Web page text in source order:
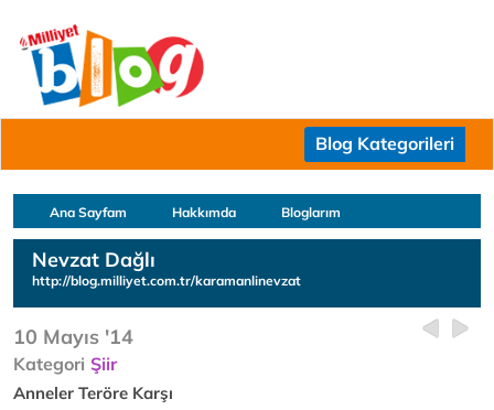
Blog Kategorileri
Ana Sayfam Hakkımda Bloglarım
Nevzat Dağlı
http://blog.milliyet.com.tr/karamanlinevzat
10 Mayıs '14
Kategori Şiir
Anneler Teröre Karşı